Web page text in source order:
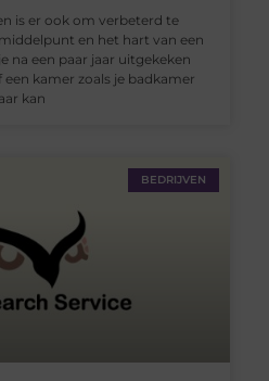
is er ook om verbeterd te
en het hart van een
na een paar jaar uitgekeken
kamer zoals je badkamer
kan
BEDRIJVEN